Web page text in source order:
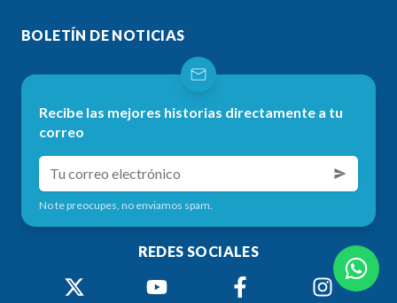
BOLETÍN DE NOTICIAS
Recibe las mejores historias directamente a tu
correo
No te preocupes, no enviamos spam.
REDES SOCIALES